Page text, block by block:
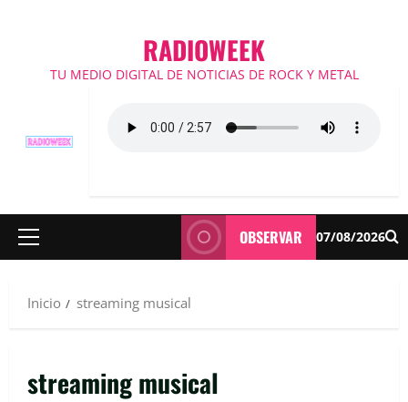
RADIOWEEK
TU MEDIO DIGITAL DE NOTICIAS DE ROCK Y METAL
Menú
OBSERVAR 07/08/2026
Inicio streaming musical
streaming musical